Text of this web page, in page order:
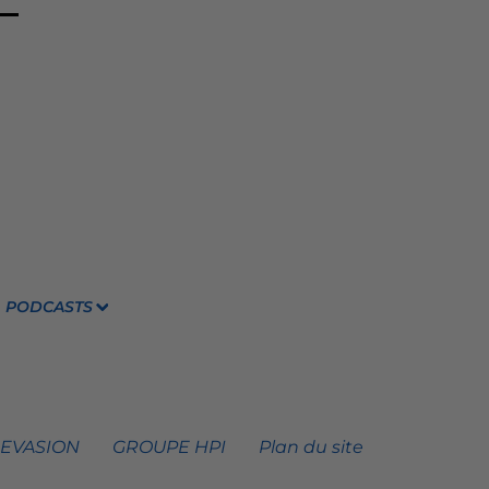
PODCASTS
GROUPE HPI Plan du site